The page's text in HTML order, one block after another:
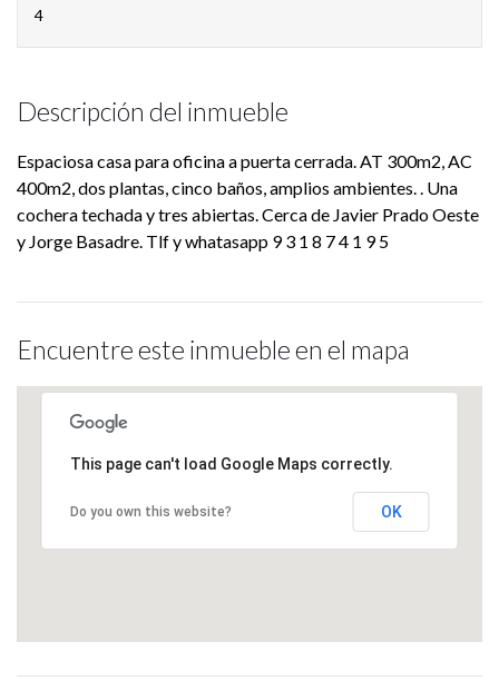
4
Descripción del inmueble
Espaciosa casa para oficina a puerta cerrada. AT 300m2, AC
400m2, dos plantas, cinco baños, amplios ambientes. . Una
cochera techada y tres abiertas. Cerca de Javier Prado Oeste
y Jorge Basadre. Tlf y whatasapp 9 3 1 8 7 4 1 9 5
Encuentre este inmueble en el mapa
This page can't load Google Maps correctly.
Do you own this website? OK